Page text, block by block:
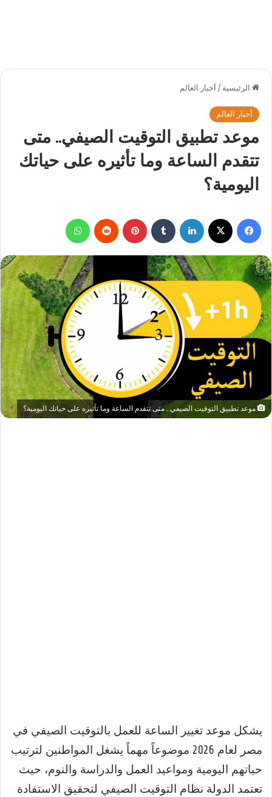
الرئيسية / أخبار العالم
أخبار العالم
موعد تطبيق التوقيت الصيفي.. متى
تتقدم الساعة وما تأثيره على حياتك
اليومية؟
فيسبوك لينكدإن بينتيريست
موعد تطبيق التوقيت الصيفي.. متى تتقدم الساعة وما تأثيره على حياتك اليومية؟
يشكل موعد تغيير الساعة للعمل بالتوقيت الصيفي في
مصر لعام 2026 موضوعاً مهماً يشغل المواطنين لترتيب
حياتهم اليومية ومواعيد العمل والدراسة والنوم، حيث
تعتمد الدولة نظام التوقيت الصيفي لتحقيق الاستفادة